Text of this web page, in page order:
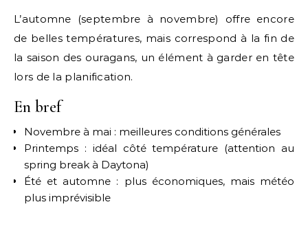
L’automne (septembre à novembre) offre encore
de belles températures, mais correspond à la fin de
la saison des ouragans, un élément à garder en tête
lors de la planification.
En bref
Novembre à mai : meilleures conditions générales
Printemps : idéal côté température (attention au
spring break à Daytona)
Été et automne : plus économiques, mais météo
plus imprévisible